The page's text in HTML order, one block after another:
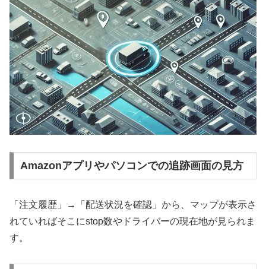
Amazonアプリやパソコンでの追跡画面の見方
「注文履歴」→「配送状況を確認」から、マップが表示さ
れていればそこにstop数やドライバーの現在地が見られま
す。